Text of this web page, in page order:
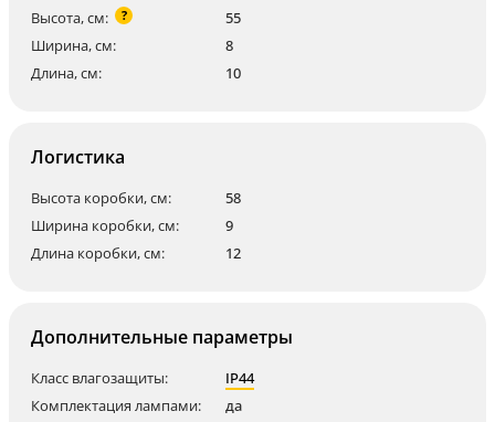
Высота, см: ?
55
Ширина, см:
8
Длина, см:
10
Логистика
Высота коробки, см:
58
Ширина коробки, см:
9
Длина коробки, см:
12
Дополнительные параметры
Класс влагозащиты:
IP44
Комплектация лампами:
да